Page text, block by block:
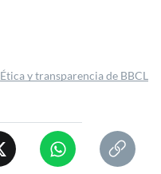
Ética y transparencia de BBCL